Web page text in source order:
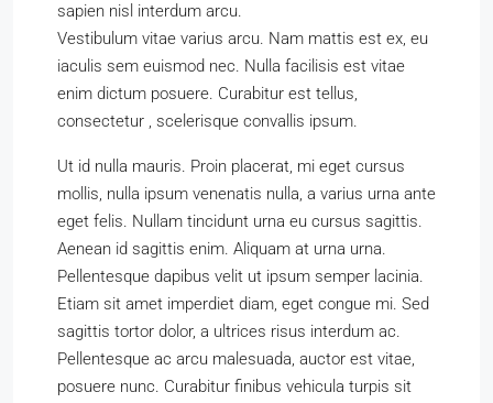
sapien nisl interdum arcu.
Vestibulum vitae varius arcu. Nam mattis est ex, eu
iaculis sem euismod nec. Nulla facilisis est vitae
enim dictum posuere. Curabitur est tellus,
consectetur , scelerisque convallis ipsum.
Ut id nulla mauris. Proin placerat, mi eget cursus
mollis, nulla ipsum venenatis nulla, a varius urna ante
eget felis. Nullam tincidunt urna eu cursus sagittis.
Aenean id sagittis enim. Aliquam at urna urna.
Pellentesque dapibus velit ut ipsum semper lacinia.
Etiam sit amet imperdiet diam, eget congue mi. Sed
sagittis tortor dolor, a ultrices risus interdum ac.
Pellentesque ac arcu malesuada, auctor est vitae,
posuere nunc. Curabitur finibus vehicula turpis sit